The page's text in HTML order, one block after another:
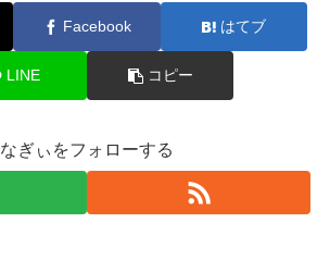
Facebook はてブ
LINE コピー
なぎぃをフォローする